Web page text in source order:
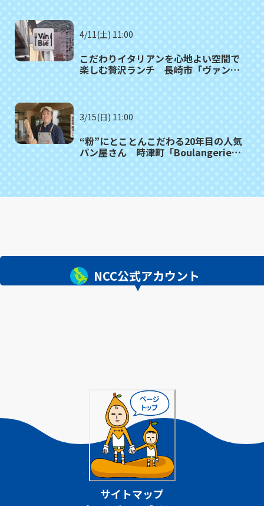
4/11(土) 11:00
こだわりイタリアンを心地よい空間で
楽しむ贅沢ランチ 長崎市「ヴァンビ
3/15(日) 11:00
“粉”にとことんこだわる20年目の人気
パン屋さん 時津町「Boulangerie
NCC公式アカウント
サイトマップ